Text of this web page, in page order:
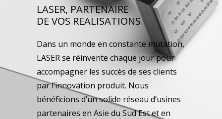
LASER, PARTENAIRE
DE VOS REALISATIONS
Dans un monde en constante mutation,
LASER se réinvente chaque jour pour
accompagner les succès de ses clients
par l’innovation produit. Nous
bénéficions d’un solide réseau d’usines
partenaires en Asie du Sud Est et en